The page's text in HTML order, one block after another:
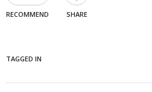
RECOMMEND SHARE
TAGGED IN